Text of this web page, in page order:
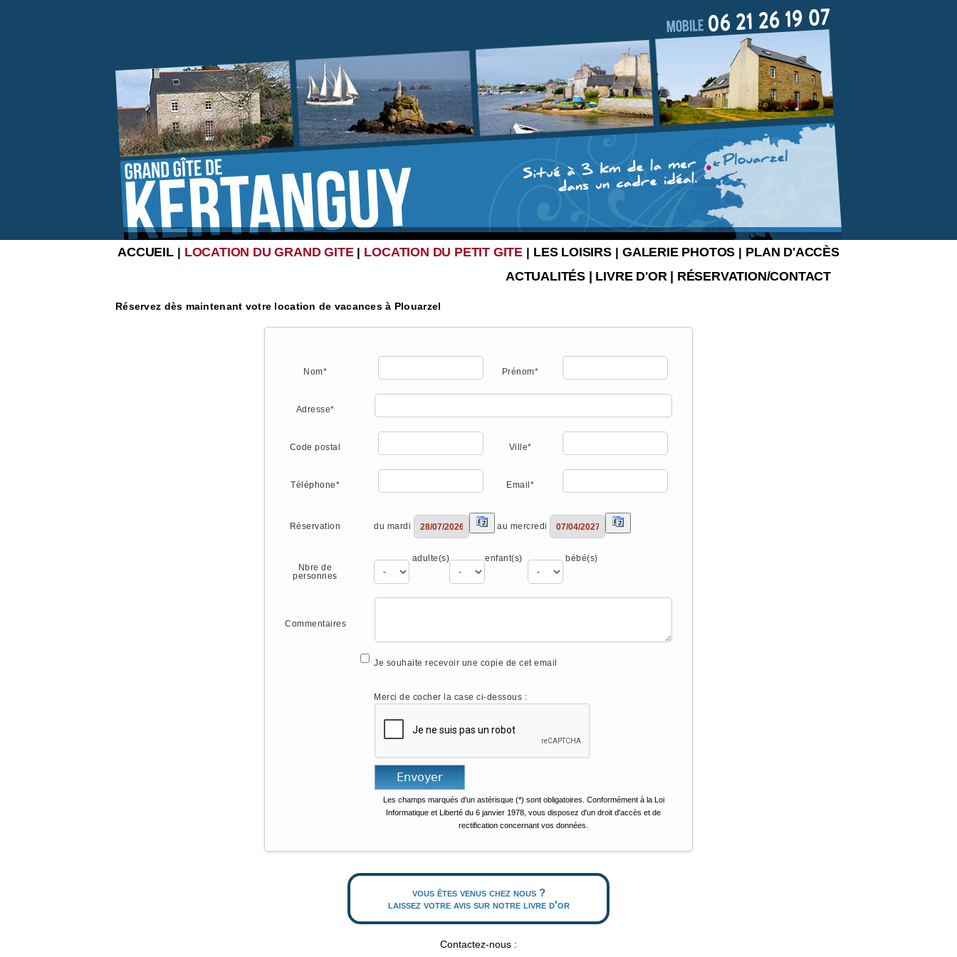
ACCUEIL| LOCATION DU GRAND GITE| LOCATION DU PETIT GITE | LES LOISIRS| GALERIE PHOTOS | PLAN D'ACCÈS
ACTUALITÉS| LIVRE D'OR| RÉSERVATION/CONTACT
Réservez dès maintenant votre location de vacances à Plouarzel
Nom* Prénom*
Adresse*
Code postal Ville*
Téléphone* Email*
Réservation du mardi au mercredi
Nbre de
personnes
adulte(s) enfant(s) bébé(s)
Commentaires
Je souhaite recevoir une copie de cet email
Merci de cocher la case ci-dessous :
Les champs marqués d'un astérisque (*) sont obligatoires. Conformément à la Loi
Informatique et Liberté du 6 janvier 1978, vous disposez d'un droit d'accès et de
rectification concernant vos données.
vous êtes venus chez nous ?
laissez votre avis sur notre livre d'or
Contactez-nous :